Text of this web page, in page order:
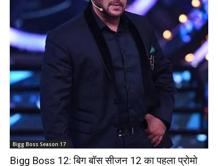
Bigg Boss Season 17
Bigg Boss 12: बिग बॉस सीजन 12 का पहला प्रोमो